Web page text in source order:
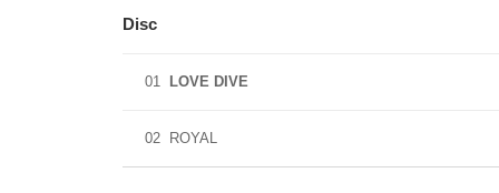
Disc
01 LOVE DIVE
02 ROYAL